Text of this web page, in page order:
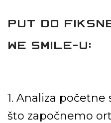
PUT DO
WE SMILE-U:
1. Analiza početne
što započnemo